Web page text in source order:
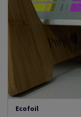
Ecofoil